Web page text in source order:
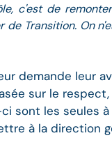
c'est de
Transition. On
demande leur
sur le
sont les seules
à la direction